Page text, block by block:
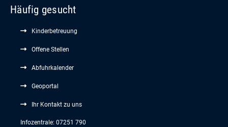
Häufig gesucht
Kinderbetreuung
Offene Stellen
Abfuhrkalender
Geoportal
Ihr Kontakt zu uns
Infozentrale: 07251 790